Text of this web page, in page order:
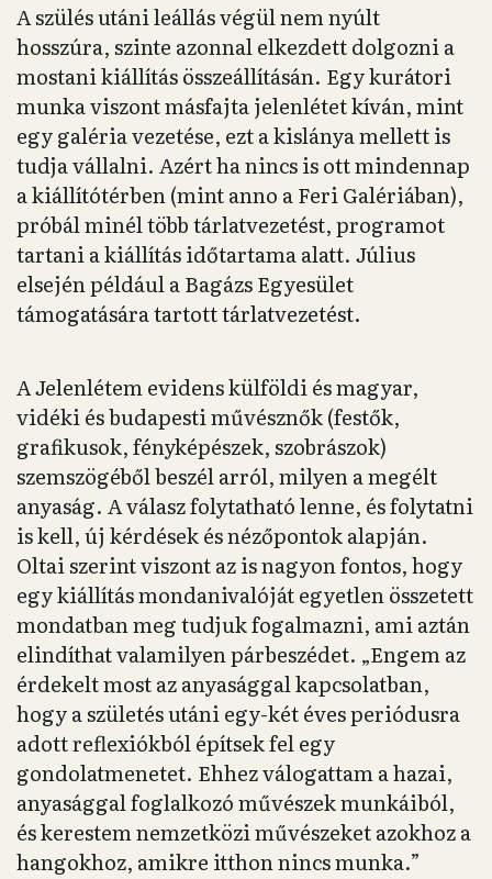
A szülés utáni leállás végül nem nyúlt
hosszúra, szinte azonnal elkezdett dolgozni a
mostani kiállítás összeállításán. Egy kurátori
munka viszont másfajta jelenlétet kíván, mint
egy galéria vezetése, ezt a kislánya mellett is
tudja vállalni. Azért ha nincs is ott mindennap
a kiállítótérben (mint anno a Feri Galériában),
próbál minél több tárlatvezetést, programot
tartani a kiállítás időtartama alatt. Július
elsején például a Bagázs Egyesület
támogatására tartott tárlatvezetést.
A Jelenlétem evidens külföldi és magyar,
vidéki és budapesti művésznők (festők,
grafikusok, fényképészek, szobrászok)
szemszögéből beszél arról, milyen a megélt
anyaság. A válasz folytatható lenne, és folytatni
is kell, új kérdések és nézőpontok alapján.
Oltai szerint viszont az is nagyon fontos, hogy
egy kiállítás mondanivalóját egyetlen összetett
mondatban meg tudjuk fogalmazni, ami aztán
elindíthat valamilyen párbeszédet. „Engem az
érdekelt most az anyasággal kapcsolatban,
hogy a születés utáni egy-két éves periódusra
adott reflexiókból építsek fel egy
gondolatmenetet. Ehhez válogattam a hazai,
anyasággal foglalkozó művészek munkáiból,
és kerestem nemzetközi művészeket azokhoz a
hangokhoz, amikre itthon nincs munka.”